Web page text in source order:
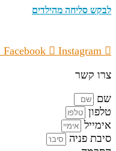
לבקש סליחה מהילדים
Facebook
Instagram
צרו קשר
שם
טלפון
אימייל
סיבת פניה